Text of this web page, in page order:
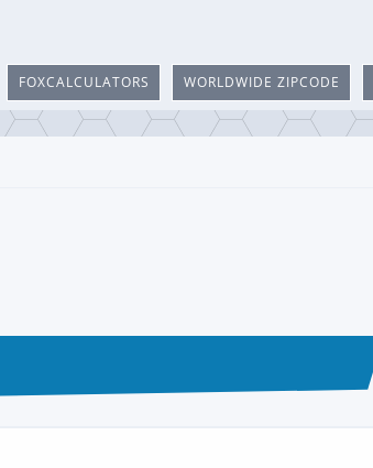
FOXCALCULATORS WORLDWIDE ZIPCODE